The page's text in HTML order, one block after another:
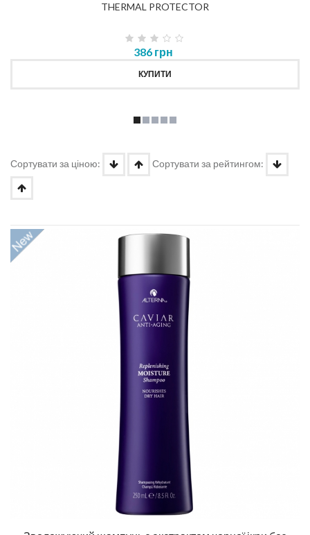
THERMAL PROTECTOR
386 грн
КУПИТИ
Сортувати за ціною: Сортувати за рейтингом: